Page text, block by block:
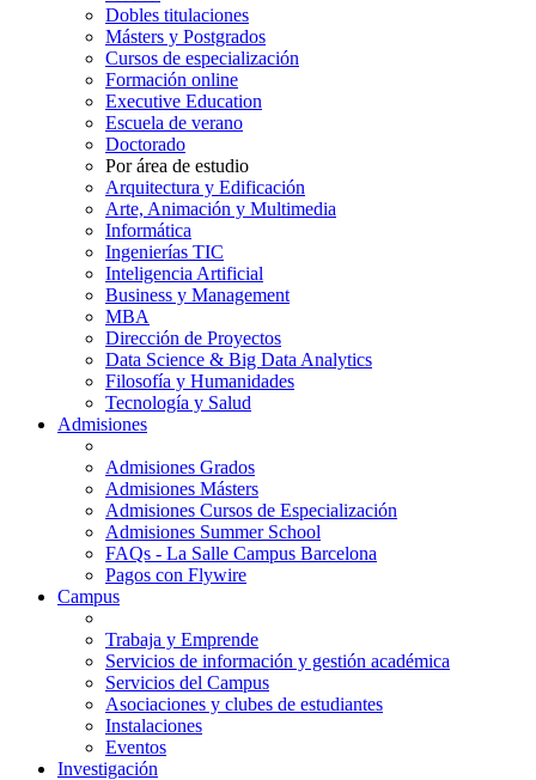
Dobles titulaciones
Másters y Postgrados
Cursos de especialización
Formación online
Executive Education
Escuela de verano
Doctorado
Por área de estudio
Arquitectura y Edificación
Arte, Animación y Multimedia
Informática
Ingenierías TIC
Inteligencia Artificial
Business y Management
MBA
Dirección de Proyectos
Data Science & Big Data Analytics
Filosofía y Humanidades
Tecnología y Salud
Admisiones
Admisiones Grados
Admisiones Másters
Admisiones Cursos de Especialización
Admisiones Summer School
FAQs - La Salle Campus Barcelona
Pagos con Flywire
Campus
Trabaja y Emprende
Servicios de información y gestión académica
Servicios del Campus
Asociaciones y clubes de estudiantes
Instalaciones
Eventos
Investigación